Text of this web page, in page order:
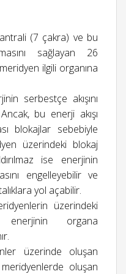
(7 çakra) ve bu
sağlayan 26
ilgili organına
serbestçe akışını
bu enerji akışı
blokajlar sebebiyle
üzerindeki blokaj
ise enerjinin
engelleyebilir ve
yol açabilir.
üzerindeki
organa
üzerinde oluşan
meridyenlerde oluşan